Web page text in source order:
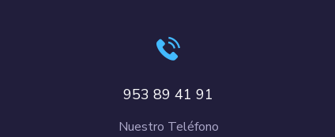
953 89 41 91
Nuestro Teléfono